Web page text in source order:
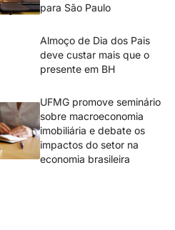
para São Paulo
Almoço de Dia dos Pais
deve custar mais que o
presente em BH
UFMG promove seminário
sobre macroeconomia
imobiliária e debate os
impactos do setor na
economia brasileira